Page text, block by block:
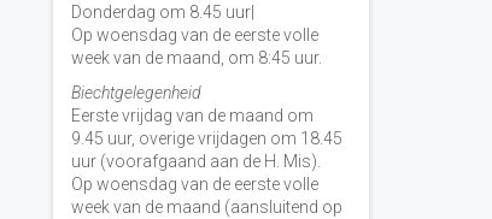
Donderdag om 8.45 uur|
Op woensdag van de eerste volle
week van de maand, om 8:45 uur.
Biechtgelegenheid
Eerste vrijdag van de maand om
9.45 uur, overige vrijdagen om 18.45
uur (voorafgaand aan de H. Mis).
Op woensdag van de eerste volle
week van de maand (aansluitend op